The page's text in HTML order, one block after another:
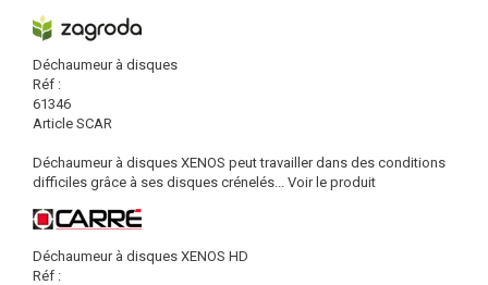
Déchaumeur à disques
Réf :
61346
Article SCAR
Déchaumeur à disques XENOS peut travailler dans des conditions
difficiles grâce à ses disques crénelés... Voir le produit
Déchaumeur à disques XENOS HD
Réf :